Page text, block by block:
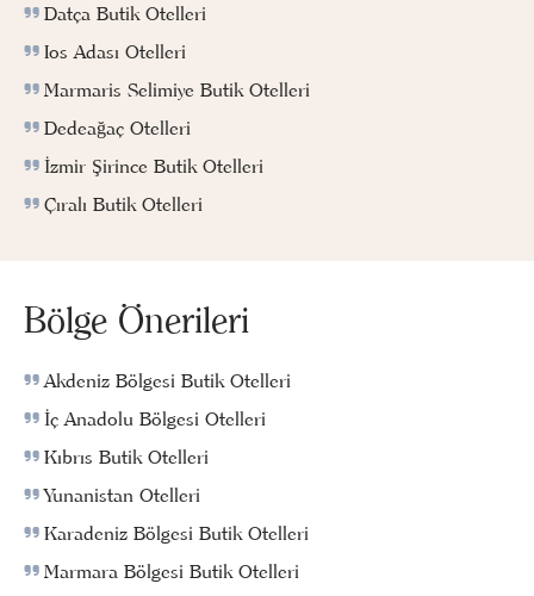
Datça Butik Otelleri
Ios Adası Otelleri
Marmaris Selimiye Butik Otelleri
Dedeağaç Otelleri
İzmir Şirince Butik Otelleri
Çıralı Butik Otelleri
Bölge Önerileri
Akdeniz Bölgesi Butik Otelleri
İç Anadolu Bölgesi Otelleri
Kıbrıs Butik Otelleri
Yunanistan Otelleri
Karadeniz Bölgesi Butik Otelleri
Marmara Bölgesi Butik Otelleri